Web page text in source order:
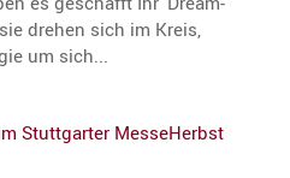
drehen sich im Kreis,
um sich...